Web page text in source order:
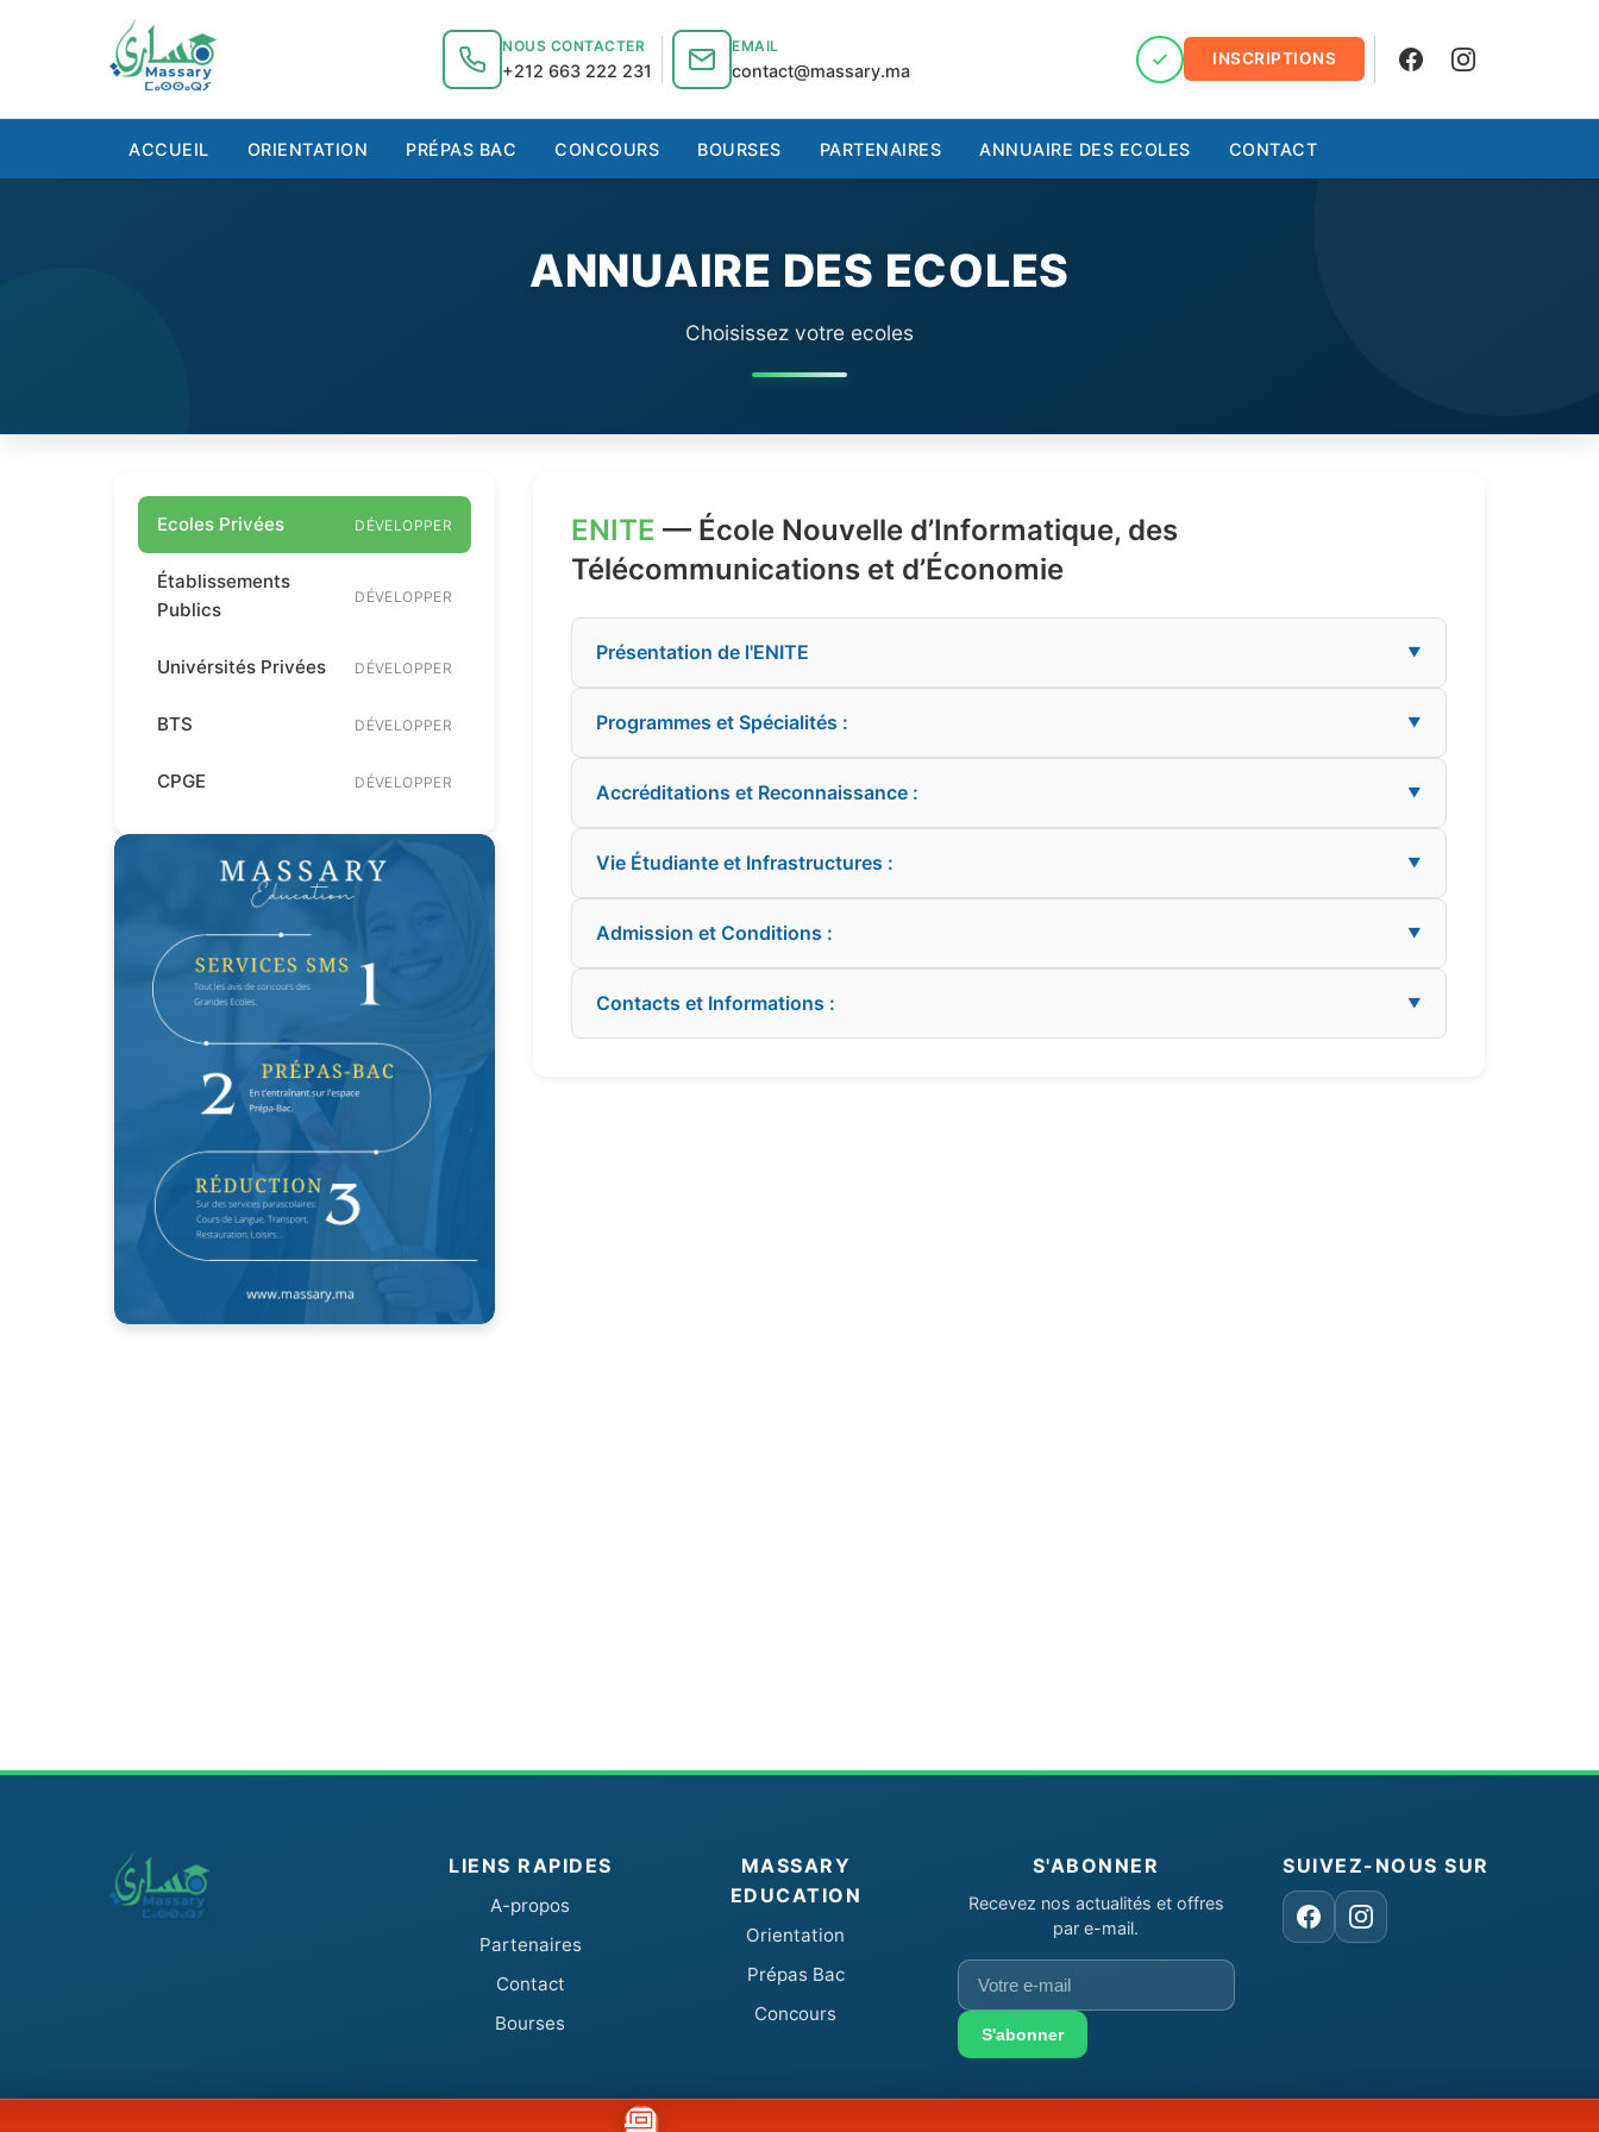
NOUS CONTACTER
+212 663 222 231
EMAIL
contact@massary.ma
INSCRIPTIONS
FacebookInstagram
ACCUEIL ORIENTATION PRÉPAS BAC CONCOURS BOURSES PARTENAIRES ANNUAIRE DES ECOLES CONTACT
ANNUAIRE DES ECOLES
Choisissez votre ecoles
Ecoles Privées DÉVELOPPER
Établissements
Publics
DÉVELOPPER
Univérsités Privées DÉVELOPPER
BTS DÉVELOPPER
CPGE DÉVELOPPER
ENITE — École Nouvelle d’Informatique, des
Télécommunications et d’Économie
Présentation de l'ENITE ▼
Programmes et Spécialités : ▼
Accréditations et Reconnaissance : ▼
Vie Étudiante et Infrastructures : ▼
Admission et Conditions : ▼
Contacts et Informations : ▼
LIENS RAPIDES
A-propos
Partenaires
Contact
Bourses
MASSARY
EDUCATION
Orientation
Prépas Bac
Concours
S'ABONNER
Recevez nos actualités et offres
par e-mail.
Votre
e-
mailS'abonner
SUIVEZ-NOUS SUR
FacebookInstagram